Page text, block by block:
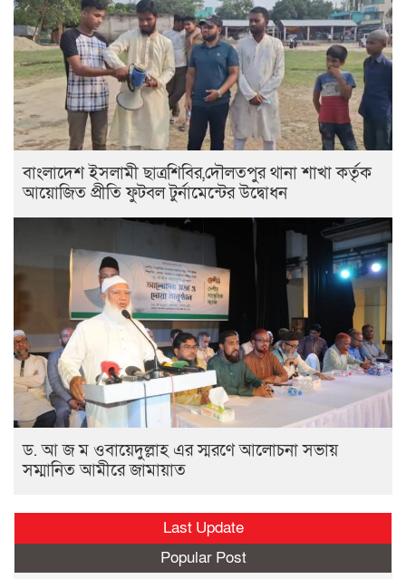
বাংলাদেশ ইসলামী ছাত্রশিবির,দৌলতপুর থানা শাখা কর্তৃক
আয়োজিত প্রীতি ফুটবল টুর্নামেন্টের উদ্বোধন
ড. আ জ ম ওবায়েদুল্লাহ এর স্মরণে আলোচনা সভায়
সম্মানিত আমীরে জামায়াত
Last Update
Popular Post